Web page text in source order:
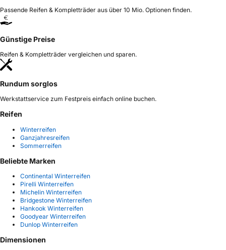
Passende Reifen & Kompletträder aus über 10 Mio. Optionen finden.
Günstige Preise
Reifen & Kompletträder vergleichen und sparen.
Rundum sorglos
Werkstattservice zum Festpreis einfach online buchen.
Reifen
Winterreifen
Ganzjahresreifen
Sommerreifen
Beliebte Marken
Continental Winterreifen
Pirelli Winterreifen
Michelin Winterreifen
Bridgestone Winterreifen
Hankook Winterreifen
Goodyear Winterreifen
Dunlop Winterreifen
Dimensionen